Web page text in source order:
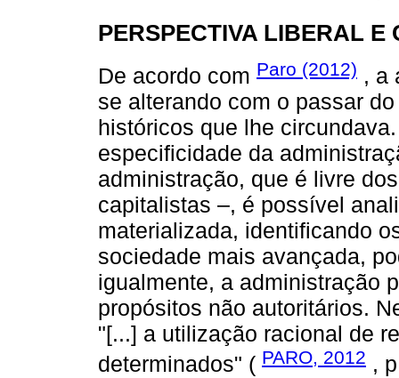
PERSPECTIVA LIBERAL E
De acordo com Paro (2012) , a
se alterando com o passar
históricos que lhe
especificidade da
administração, que é livre
capitalistas –, é possível
materializada, identificando
sociedade mais avançada,
igualmente, a administração
propósitos não autoritários.
"[...] a utilização racional de
determinados" ( PARO, 2012 ,